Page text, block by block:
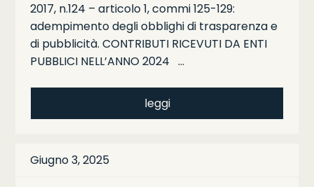
2017, n.124 – articolo 1, commi 125-129:
adempimento degli obblighi di trasparenza e
di pubblicità. CONTRIBUTI RICEVUTI DA ENTI
PUBBLICI NELL’ANNO 2024 …
leggi
Giugno 3, 2025